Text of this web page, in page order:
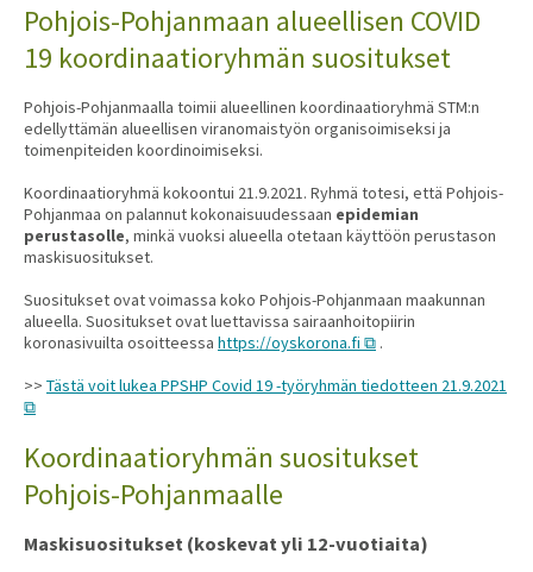
Pohjois-Pohjanmaan alueellisen COVID
19 koordinaatioryhmän suositukset
Pohjois-Pohjanmaalla toimii alueellinen koordinaatioryhmä STM:n
edellyttämän alueellisen viranomaistyön organisoimiseksi ja
toimenpiteiden koordinoimiseksi.
Koordinaatioryhmä kokoontui 21.9.2021. Ryhmä totesi, että Pohjois-
Pohjanmaa on palannut kokonaisuudessaan epidemian
perustasolle, minkä vuoksi alueella otetaan käyttöön perustason
maskisuositukset.
Suositukset ovat voimassa koko Pohjois-Pohjanmaan maakunnan
alueella. Suositukset ovat luettavissa sairaanhoitopiirin
koronasivuilta osoitteessa https://oyskorona.fi
.
>> Tästä voit lukea PPSHP Covid 19 -työryhmän tiedotteen 21.9.2021
Koordinaatioryhmän suositukset
Pohjois-Pohjanmaalle
Maskisuositukset (koskevat yli 12-vuotiaita)